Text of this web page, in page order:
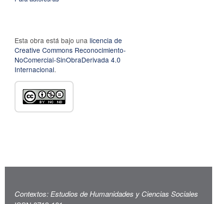
Esta obra está bajo una licencia de
Creative Commons Reconocimiento-
NoComercial-SinObraDerivada 4.0
Internacional.
Contextos: Estudios de Humanidades y Ciencias Sociales